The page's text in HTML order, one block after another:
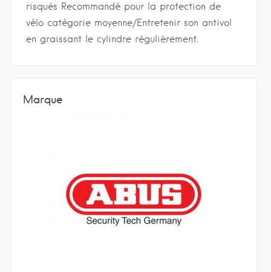
risqués Recommandé pour la protection de
vélo catégorie moyenne/Entretenir son antivol
en graissant le cylindre régulièrement.
Marque